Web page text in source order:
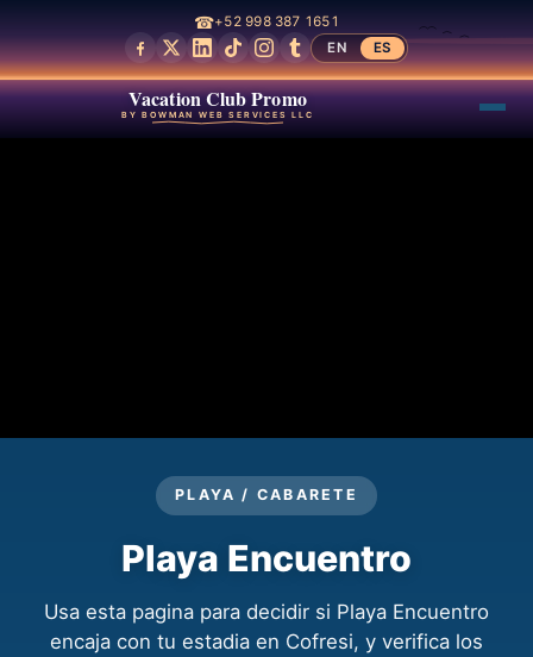
☎+52 998 387 1651
EN
ES
Vacation Club Promo
BY BOWMAN WEB SERVICES LLC
PLAYA / CABARETE
Playa Encuentro
Usa esta pagina para decidir si Playa Encuentro
encaja con tu estadia en Cofresi, y verifica los